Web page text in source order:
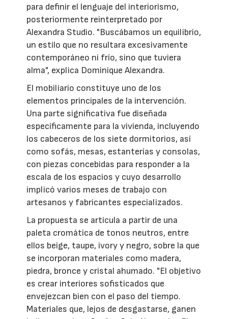
para definir el lenguaje del interiorismo,
posteriormente reinterpretado por
Alexandra Studio. "Buscábamos un equilibrio,
un estilo que no resultara excesivamente
contemporáneo ni frío, sino que tuviera
alma", explica Dominique Alexandra.
El mobiliario constituye uno de los
elementos principales de la intervención.
Una parte significativa fue diseñada
específicamente para la vivienda, incluyendo
los cabeceros de los siete dormitorios, así
como sofás, mesas, estanterías y consolas,
con piezas concebidas para responder a la
escala de los espacios y cuyo desarrollo
implicó varios meses de trabajo con
artesanos y fabricantes especializados.
La propuesta se articula a partir de una
paleta cromática de tonos neutros, entre
ellos beige, taupe, ivory y negro, sobre la que
se incorporan materiales como madera,
piedra, bronce y cristal ahumado. "El objetivo
es crear interiores sofisticados que
envejezcan bien con el paso del tiempo.
Materiales que, lejos de desgastarse, ganen